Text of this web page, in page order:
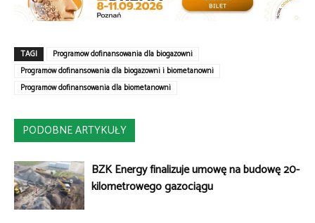
TAGI
Programów dofinansowania dla biogazowni
Programów dofinansowania dla biogazowni i biometanowni
Programów dofinansowania dla biometanowni
PODOBNE ARTYKUŁY
BZK Energy finalizuje umowę na budowę 20-
kilometrowego gazociągu